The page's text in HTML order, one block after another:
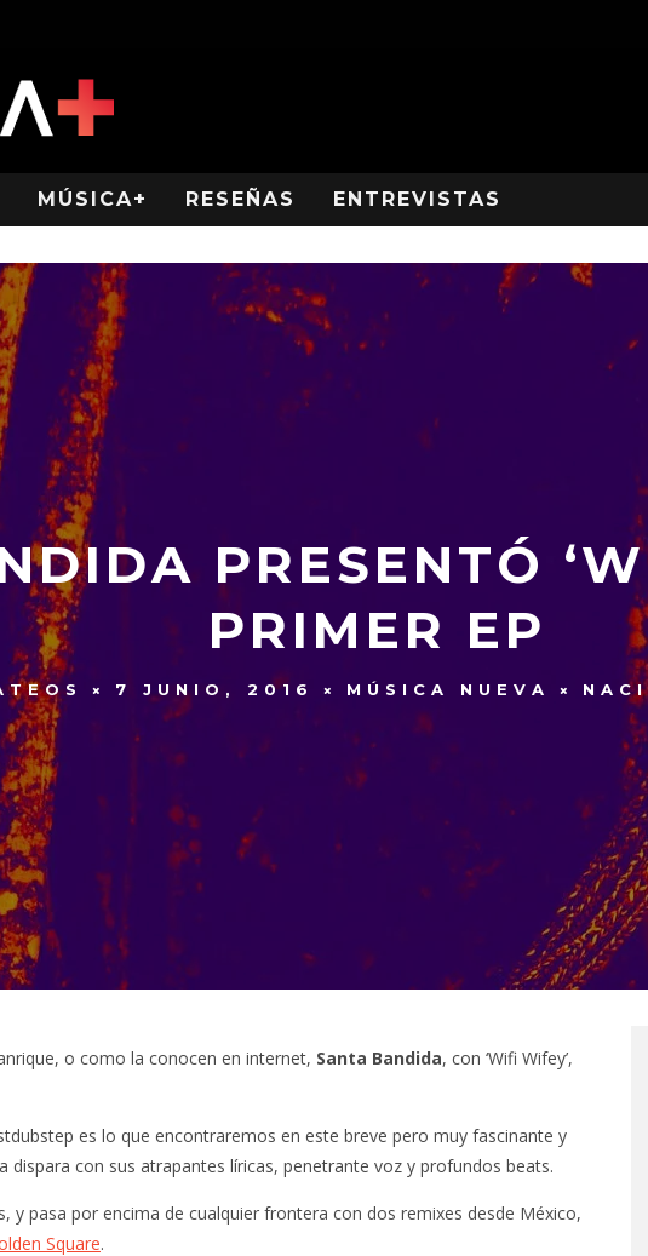
MÚSICA+ RESEÑAS ENTREVISTAS
PRESENTÓ
PRIMER EP
7 JUNIO, 2016 MÚSICA NUEVA
o como la conocen en internet, Santa Bandida, con ‘Wifi Wifey’,
es lo que encontraremos en este breve pero muy fascinante y
dispara con sus atrapantes líricas, penetrante voz y profundos beats.
y pasa por encima de cualquier frontera con dos remixes desde México,
Square.